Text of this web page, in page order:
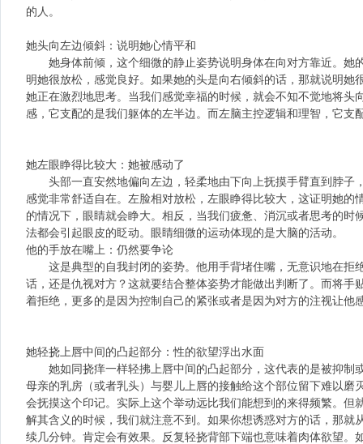
的人。
她头向左边倾斜：说明她心情平和
她身体前倾，这个细微的静止姿势说明身体在向对方靠近。她
明她很放松，感觉良好。如果她的头是向右倾斜的话，那就说明她
她正在激烈地思考。当我们感觉幸福的时候，就会不知不觉地将头
感，它支配的是我们躯体的左半边。而左脑主控逻辑和理智，它支
她左眼睁得比较大：她被感动了
头部一直安然地偏向左边，轻柔地由下向上抚摸手臂直到脖子
感觉非常舒适自在。左脸相对放松，左眼睁得比较大，这证明她的
的情况下，眼睛就会睁大。相反，当我们疲惫、消沉或者思考的时
法都会引起眼皮的眨动。眼睛细微的运动体现的是大脑的活动。
他的手放在嘴上：仍然要争论
这是典型的自我封闭的姿势。他用手背堵住嘴，无意识地在拒
话，还是仇视对方？这就要结合整体姿势才能做出判断了。而将手
着拒绝，更多的是因为控制自己的紧张或者是因为对方的注视让他
她轻挠上唇中间的凸起部分：性的欲望浮出水面
她如同挠痒一样轻拂上唇中间的凸起部分，这代表的是被抑制
母亲的乳房（或者乳头）与婴儿上唇的接触给这个部位留下难以磨
会抚摸这个印记。实际上这个举动远比我们能想到的来得频繁。但
解其含义的时候，我们就注意不到。如果你想诱惑对方的话，那就
续几分钟。肯定会有效果。反复轻挠背部下端也意味着肉体欲望。